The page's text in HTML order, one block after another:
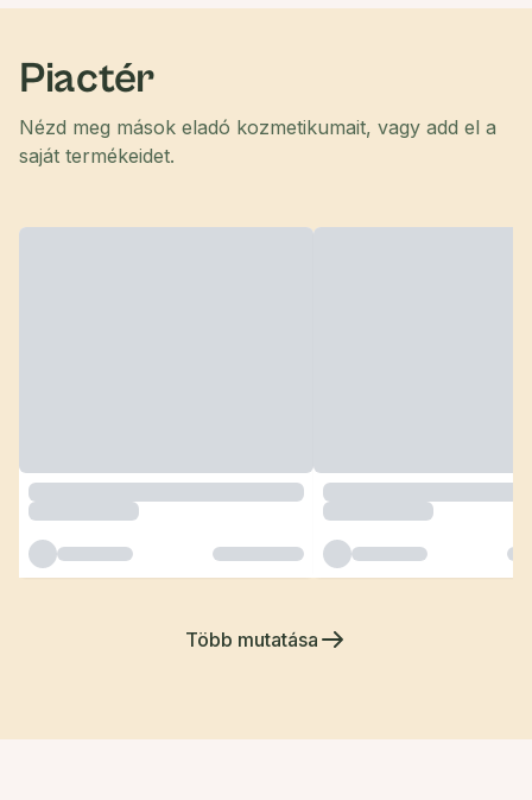
Piactér
Nézd meg mások eladó kozmetikumait, vagy add el a
saját termékeidet.
Több mutatása